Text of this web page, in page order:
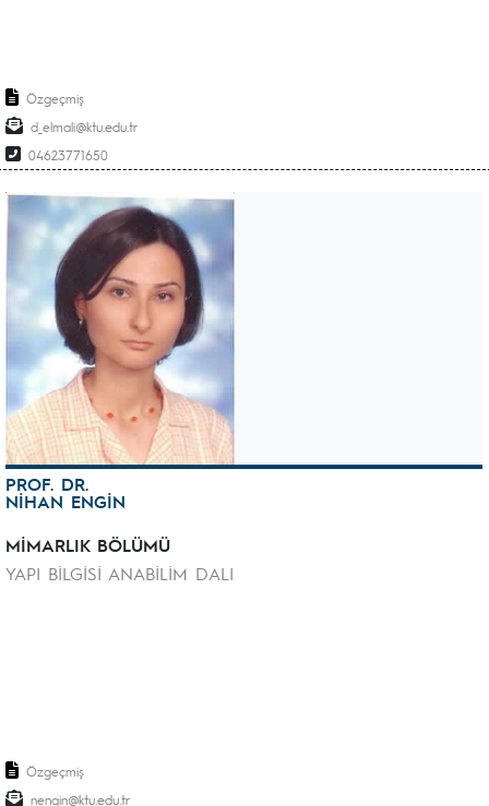
Özgeçmiş
d_elmali
04623771650
PROF. DR.
NİHAN ENGİN
MİMARLIK BÖLÜMÜ
YAPI BİLGİSİ ANABİLİM DALI
Özgeçmiş
nengin